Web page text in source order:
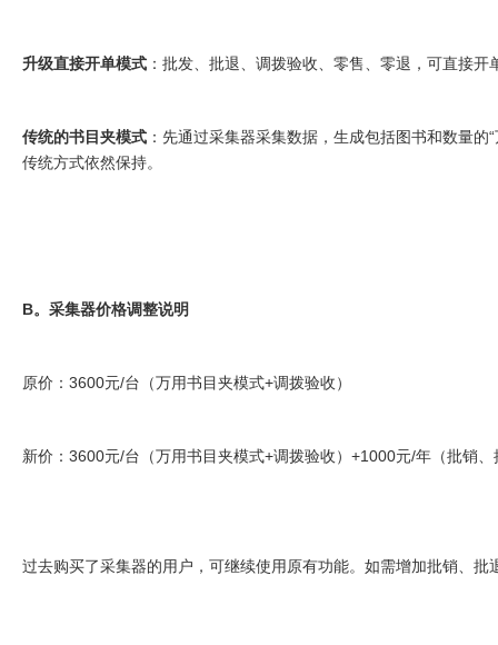
升级直接开单模式 ：批发、批退、调拨验收、零售、零退，可直接
传统的书目夹模式 ：先通过采集器采集数据，生成包括图书和数量
传统方式依然保持。
B。采集器价格调整说明
原价：3600元/台（万用书目夹模式+调拨验收）
新价：3600元/台（万用书目夹模式+调拨验收）+1000元/年（批销
过去购买了采集器的用户，可继续使用原有功能。如需增加批销、